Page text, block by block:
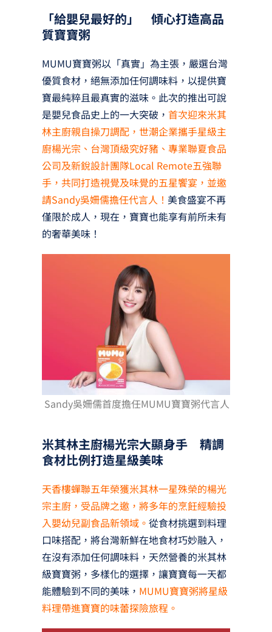
「給嬰兒最好的」 傾心打造高品
質寶寶粥
MUMU寶寶粥以「真實」為主張，嚴選台灣
優質食材，絕無添加任何調味料，以提供寶
寶最純粹且最真實的滋味。此次的推出可說
是嬰兒食品史上的一大突破， 首次迎來米其
林主廚親自操刀調配，世潮企業攜手星級主
廚楊光宗、台灣頂級究好豬、專業聯夏食品
公司及新銳設計團隊Local Remote五強聯
手，共同打造視覺及味覺的五星饗宴，並邀
請Sandy吳姍儒擔任代言人！ 美食盛宴不再
僅限於成人，現在，寶寶也能享有前所未有
的奢華美味！
Sandy吳姍儒首度擔任MUMU寶寶粥代言人
米其林主廚楊光宗大顯身手 精調
食材比例打造星級美味
天香樓蟬聯五年榮獲米其林一星殊榮的楊光
宗主廚，受品牌之邀，將多年的烹飪經驗投
入嬰幼兒副食品新領域。 從食材挑選到料理
口味搭配，將台灣新鮮在地食材巧妙融入，
在沒有添加任何調味料，天然營養的米其林
級寶寶粥，多樣化的選擇，讓寶寶每一天都
能體驗到不同的美味， MUMU寶寶粥將星級
料理帶進寶寶的味蕾探險旅程。